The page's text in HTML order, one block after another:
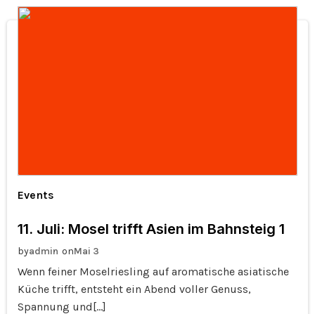
Events
11. Juli: Mosel trifft Asien im Bahnsteig 1
byadmin onMai 3
Wenn feiner Moselriesling auf aromatische asiatische
Küche trifft, entsteht ein Abend voller Genuss,
Spannung und[…]